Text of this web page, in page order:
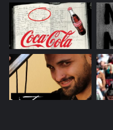
parece tener la
Laboratorio Pfizer,
para aclarar que
un Laboratorio en
el Cambio se
sobre la agenda
se hablaba. El